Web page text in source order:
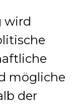
wird
mögliche
der